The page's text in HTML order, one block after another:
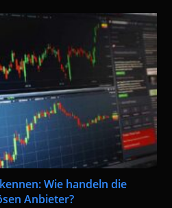
Wie handeln die
Anbieter?